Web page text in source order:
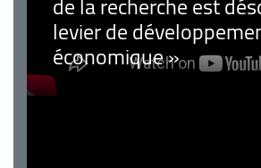
levier de
économique »